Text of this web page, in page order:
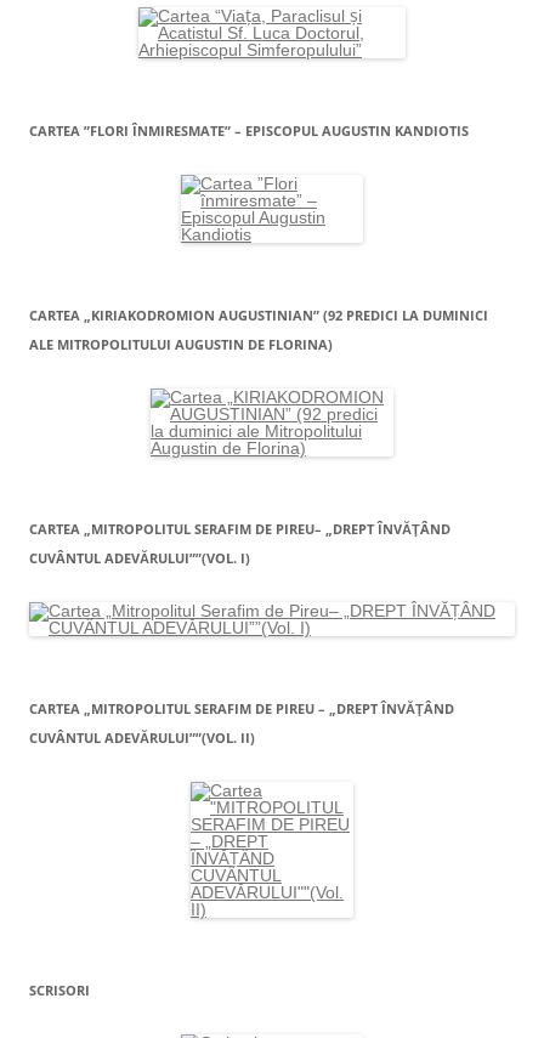
CARTEA ”FLORI ÎNMIRESMATE” – EPISCOPUL AUGUSTIN KANDIOTIS
CARTEA „KIRIAKODROMION AUGUSTINIAN” (92 PREDICI LA DUMINICI
ALE MITROPOLITULUI AUGUSTIN DE FLORINA)
CARTEA „MITROPOLITUL SERAFIM DE PIREU– „DREPT ÎNVĂŢÂND
CUVÂNTUL ADEVĂRULUI””(VOL. I)
CARTEA „MITROPOLITUL SERAFIM DE PIREU – „DREPT ÎNVĂŢÂND
CUVÂNTUL ADEVĂRULUI””(VOL. II)
SCRISORI